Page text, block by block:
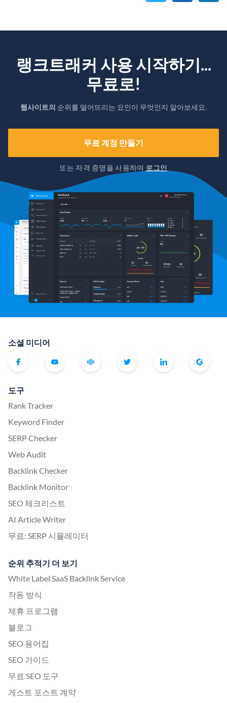
랭크트래커 사용 시작하기...
무료로!
웹사이트의 순위를 떨어뜨리는 요인이 무엇인지 알아보세요.
무료 계정 만들기
또는 자격 증명을 사용하여 로그인
소셜 미디어
도구
Rank Tracker
Keyword Finder
SERP Checker
Web Audit
Backlink Checker
Backlink Monitor
SEO 체크리스트
AI Article Writer
무료: SERP 시뮬레이터
순위 추적기 더 보기
White Label SaaS Backlink Service
작동 방식
제휴 프로그램
블로그
SEO 용어집
SEO 가이드
무료 SEO 도구
게스트 포스트 계약